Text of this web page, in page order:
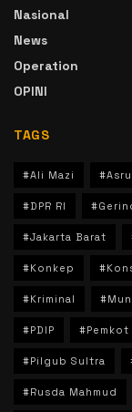
Nasional
News
Operation
OPINI
TAGS
#Ali Mazi
#DPR RI
#Jakarta Barat
#Konkep
#Kriminal
#PDIP #Pemkot
#Pilgub Sultra
#Rusda Mahmud